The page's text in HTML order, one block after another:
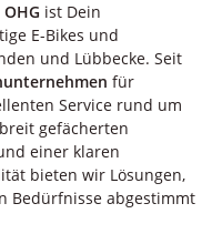
ist Dein
E-Bikes und
und Lübbecke. Seit
für
Service rund um
gefächerten
einer klaren
bieten wir Lösungen,
Bedürfnisse abgestimmt